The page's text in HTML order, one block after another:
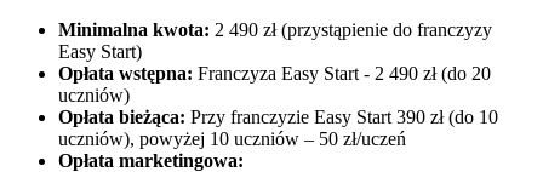
Minimalna kwota: 2 490 zł (przystąpienie do franczyzy
Easy Start)
Opłata wstępna: Franczyza Easy Start - 2 490 zł (do 20
uczniów)
Opłata bieżąca: Przy franczyzie Easy Start 390 zł (do 10
uczniów), powyżej 10 uczniów – 50 zł/uczeń
Opłata marketingowa: